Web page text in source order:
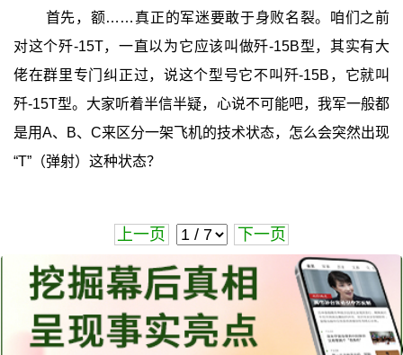
首先，额……真正的军迷要敢于身败名裂。咱们之前
对这个歼-15T，一直以为它应该叫做歼-15B型，其实有大
佬在群里专门纠正过，说这个型号它不叫歼-15B，它就叫
歼-15T型。大家听着半信半疑，心说不可能吧，我军一般都
是用A、B、C来区分一架飞机的技术状态，怎么会突然出现
“T”（弹射）这种状态？
上一页 下一页